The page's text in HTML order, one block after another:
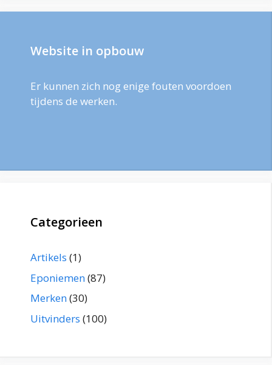
Website in opbouw
Er kunnen zich nog enige fouten voordoen
tijdens de werken.
Categorieen
Artikels (1)
Eponiemen(87)
Merken(30)
Uitvinders (100)